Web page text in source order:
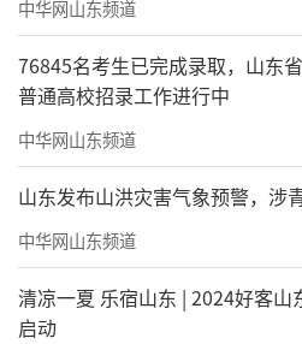
中华网山东频道
76845名考生已完成录取，山东
普通高校招录工作进行中
中华网山东频道
山东发布山洪灾害气象预警，涉
中华网山东频道
清凉一夏 乐宿山东 | 2024好客山
启动